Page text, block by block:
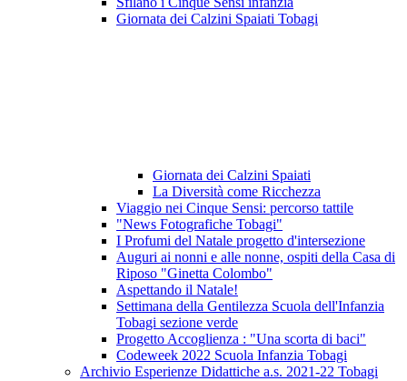
Giornata dei Calzini Spaiati Tobagi
Giornata dei Calzini Spaiati
La Diversità come Ricchezza
Viaggio nei Cinque Sensi: percorso tattile
"News Fotografiche Tobagi"
I Profumi del Natale progetto d'intersezione
Auguri ai nonni e alle nonne, ospiti della Casa di
Riposo "Ginetta Colombo"
Aspettando il Natale!
Settimana della Gentilezza Scuola dell'Infanzia
Tobagi sezione verde
Progetto Accoglienza : "Una scorta di baci"
Codeweek 2022 Scuola Infanzia Tobagi
Archivio Esperienze Didattiche a.s. 2021-22 Tobagi